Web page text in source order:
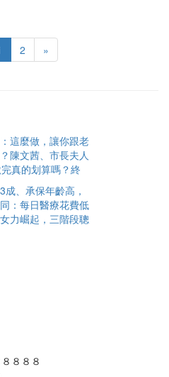
2 »
這麼做，讓你跟老
陳文茜、市長夫人
真的划算嗎？終
、承保年齡高，
：每日醫療花費低
力崛起，三階段聰
８８８